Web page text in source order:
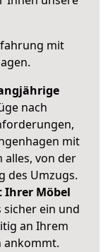
mit
.
nach
mit
alles, von der
des Umzugs.
Ihrer Möbel
sicher ein und
an Ihrem
ankommt.